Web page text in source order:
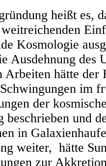
heißt es,
Kosmologie
Ausdehnung des
Arbeiten hätte der
im
der
beschrieben und
in
weiter, hätte
zur